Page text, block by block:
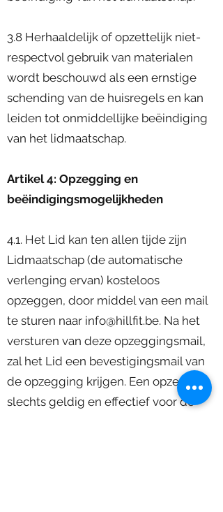
3.8 Herhaaldelijk of opzettelijk niet-
respectvol gebruik van materialen
wordt beschouwd als een ernstige
schending van de huisregels en kan
leiden tot onmiddellijke beëindiging
van het lidmaatschap.
Artikel 4: Opzegging en
beëindigingsmogelijkheden
4.1. Het Lid kan ten allen tijde zijn
Lidmaatschap (de automatische
verlenging ervan) kosteloos
opzeggen, door middel van een mail
te sturen naar info@hillfit.be. Na het
versturen van deze opzeggingsmail,
zal het Lid een bevestigingsmail van
de opzegging krijgen. Een opzeg is
slechts geldig en effectief voor de